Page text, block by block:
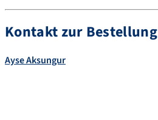
Kontakt zur Bestellung
AyseAksungur